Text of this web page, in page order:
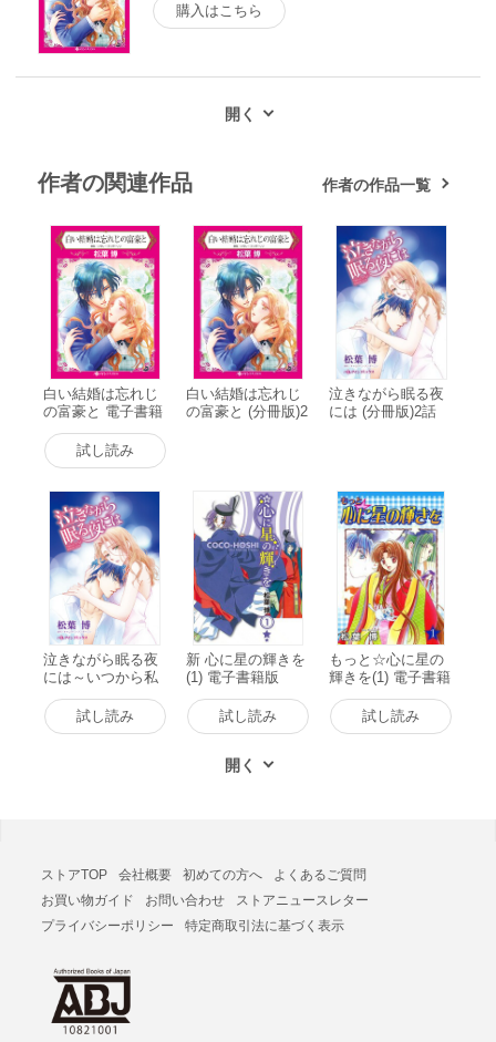
購入はこちら
作者の関連作品 作者の作品一覧
白い結婚は忘れじ
の富豪と 電子書籍
試し読み
白い結婚は忘れじ
の富豪と (分冊版)2
泣きながら眠る夜
には (分冊版)2話
泣きながら眠る夜
には～いつから私
たちはすれ違って
しまったの?～ 電
子書籍版
試し読み
新 心に星の輝きを
(1) 電子書籍版
試し読み
もっと☆心に星の
輝きを(1) 電子書籍
試し読み
ストアTOP 会社概要 初めての方へ
よくあるご質問
お買い物ガイド
お問い合わせ
ストアニュースレター
プライバシーポリシー
特定商取引法に基づく表示